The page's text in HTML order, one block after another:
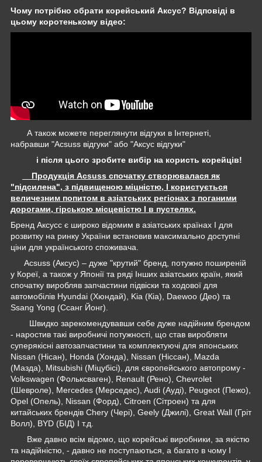
Чому потрібно обрати корейський Аксус? Відповіді в
цьому коротенькому відео:
А також можете переглянути відгуки в Інтернеті,
набравши "Acsuss відгуки" або "Аксус відгуки"
і після цього зробите вибір на користь корейців!
Продукція Acsuss спочатку створювалася як
"підсилена", з підвищеною міцністю, І користується
величезним попитом в азіатських регіонах з поганими
дорогами, гірською місцевістю І в пустелях.
Бренд Аксусс є широко відомим в азіатських країнах І для
розвитку на ринку України встановив максимально доступні
ціни для українського споживача.
Acsuss (Аксус) – дуже "крутий" бренд, потужно поширеній
у Кореї, а також у Японії та ряді Інших азіатських країн, який
спочатку виробляв запчастини підвіски та ходової для
автомобілів Hyundai (Хюндай), Kia (Кіа), Daewoo (Део) та
Ssang Yong (Ссанг Йонг).
Швидко зарекомендувавши себе дуже надійним брендом
- наростив такі виробничі потужності, що став виробляти
суперякісні автозапчастини та комплектуючі для японських
Nissan (Нісан), Honda (Хонда), Nissan (Ніссан), Mazda
(Мазда), Mitsubishi (Міцубісі), для європейського автопрому -
Volkswagen (Фольксваген), Renault (Рено), Chevrolet
(Шевроле), Mercedes (Мерседес), Audi (Ауді), Peugeot (Пежо),
Opel (Опель), Nissan (Форд), Citroen (Сітроен) та для
китайських брендів Chery (Чері), Geely (Джилі), Great Wall (Гріт
Волл), BYD (БІД) І т.д.
Вже давно всім відомо, що корейські виробники, за якістю
та надійністю, - давно не поступаються, а багато в чому І